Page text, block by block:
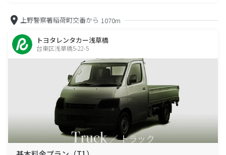
上野警察署稲荷町交番から 1070m
トヨタレンタカー浅草橋
台東区浅草橋5-22-5